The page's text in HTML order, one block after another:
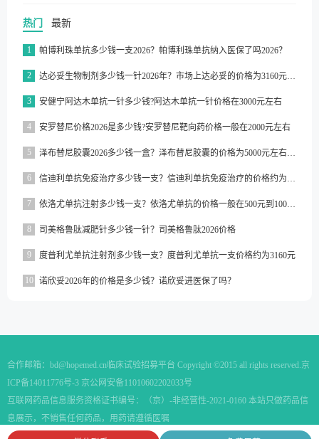
热门 最新
1 帕博利珠单抗多少钱一支2026？帕博利珠单抗纳入医保了吗2026？
2 达必妥生物制剂多少钱一针2026年？市场上达必妥的价格为3160元/支左右
3 安健宁阿达木单抗一针多少钱?阿达木单抗一针价格在3000元左右
4 安罗替尼价格2026是多少钱?安罗替尼靶向药价格一般在2000元左右
5 泽布替尼胶囊2026多少钱一盒？泽布替尼胶囊的价格为5000元左右一盒
6 信迪利单抗免疫治疗多少钱一支？信迪利单抗免疫治疗的价格约为2843元一支
7 依洛尤单抗注射多少钱一支？依洛尤单抗的价格一般在500元到1000元之间一支
8 司美格鲁肽减肥针多少钱一针？司美格鲁肽2026价格
9 度普利尤单抗注射剂多少钱一支？度普利尤单抗一支价格约为3160元
10 诺欣妥2026年的价格是多少钱？诺欣妥进医保了吗？
合作邮箱： bd@hopemed.cn临床试验招募平台 Copyright ©2015 all rights reserved.京
ICP备14011776号-3 京公网安备11010602202033号
互联网药品信息服务资格证书编号：（京）-非经营性-2021-0160 本站只做药品信
息展示，不销售任何药品，用药请遵循医嘱